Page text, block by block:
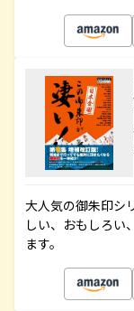
大人気の御朱印シ
しい、おもしろい
ます。